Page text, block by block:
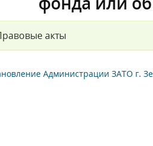
акты
Администрации ЗАТО г.